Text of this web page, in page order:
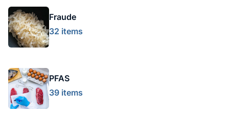
Fraude
32 items
PFAS
39 items